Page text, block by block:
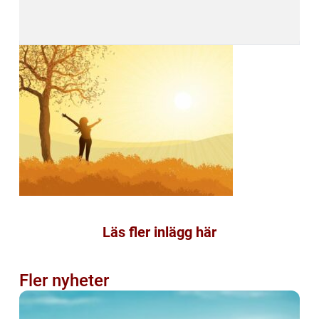
Läs fler inlägg här
Fler nyheter